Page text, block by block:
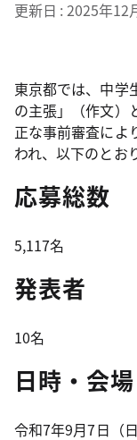
更新日 2025年12
東京都では、中学
の主張」（作文）
正な事前審査によ
われ、以下のとお
応募総数
5,117名
発表者
10名
日時・会場
令和7年9月7日（